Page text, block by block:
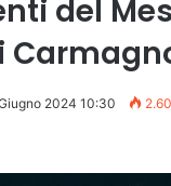
del
2024 10:30